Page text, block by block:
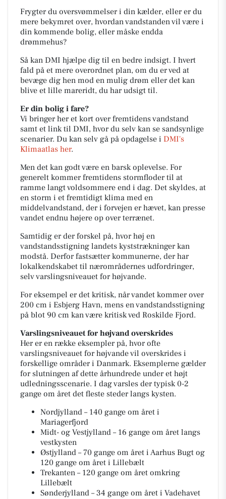
Frygter du oversvømmelser i din kælder, eller er du
mere bekymret over, hvordan vandstanden vil være i
din kommende bolig, eller måske endda
drømmehus?
Så kan DMI hjælpe dig til en bedre indsigt. I hvert
fald på et mere overordnet plan, om du er ved at
bevæge dig hen mod en mulig drøm eller det kan
blive et lille mareridt, du har udsigt til.
Er din bolig i fare?
Vi bringer her et kort over fremtidens vandstand
samt et link til DMI, hvor du selv kan se sandsynlige
scenarier. Du kan selv gå på opdagelse i DMI's
Klimaatlas her.
Men det kan godt være en barsk oplevelse. For
generelt kommer fremtidens stormfloder til at
ramme langt voldsommere end i dag. Det skyldes, at
en storm i et fremtidigt klima med en
middelvandstand, der i forvejen er hævet, kan presse
vandet endnu højere op over terrænet.
Samtidig er der forskel på, hvor høj en
vandstandsstigning landets kyststrækninger kan
modstå. Derfor fastsætter kommunerne, der har
lokalkendskabet til nærområdernes udfordringer,
selv varslingsniveauet for højvande.
For eksempel er det kritisk, når vandet kommer over
200 cm i Esbjerg Havn, mens en vandstandsstigning
på blot 90 cm kan være kritisk ved Roskilde Fjord.
Varslingsniveauet for højvand overskrides
Her er en række eksempler på, hvor ofte
varslingsniveauet for højvande vil overskrides i
forskellige områder i Danmark. Eksemplerne gælder
for slutningen af dette århundrede under et højt
udledningsscenarie. I dag varsles der typisk 0-2
gange om året det fleste steder langs kysten.
Nordjylland – 140 gange om året i
Mariagerfjord
Midt- og Vestjylland – 16 gange om året langs
vestkysten
Østjylland – 70 gange om året i Aarhus Bugt og
120 gange om året i Lillebælt
Trekanten – 120 gange om året omkring
Lillebælt
Sønderjylland – 34 gange om året i Vadehavet